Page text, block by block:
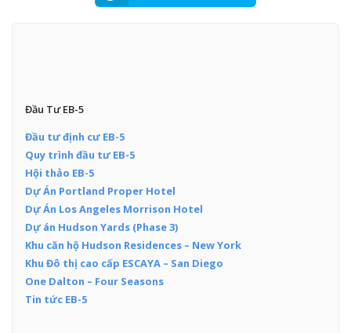
Đầu Tư EB-5
Đầu tư định cư EB-5
Quy trình đầu tư EB-5
Hội thảo EB-5
Dự Án Portland Proper Hotel
Dự Án Los Angeles Morrison Hotel
Dự án Hudson Yards (Phase 3)
Khu căn hộ Hudson Residences – New York
Khu Đô thị cao cấp ESCAYA – San Diego
One Dalton – Four Seasons
Tin tức EB-5